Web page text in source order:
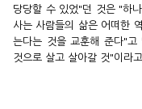
당당할 수 있었"던 것은 "하
사는 사람들의 삶은 어떠한
는다는 것을 교훈해 준다"고
것으로 살고 살아갈 것"이라